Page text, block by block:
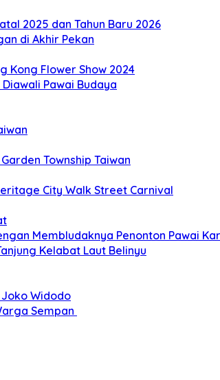
2025 dan Tahun Baru 2026
di Akhir Pekan
Kong Flower Show 2024
Pawai Budaya
Township Taiwan
City Walk Street Carnival
Membludaknya Penonton Pawai
Kelabat Laut Belinyu
Widodo
Sempan